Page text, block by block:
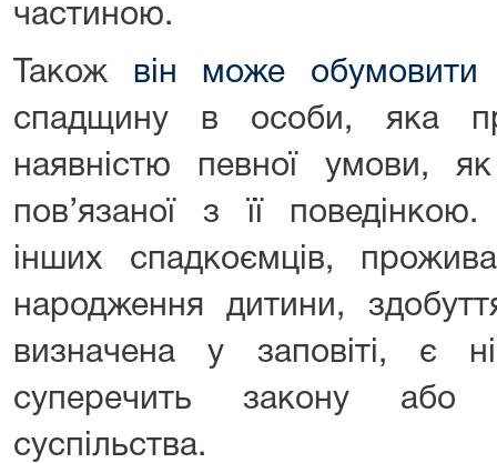
частиною.
Також він може обумовити
спадщину в особи, яка
наявністю певної умови,
пов’язаної з її
інших спадкоємців,
народження дитини,
визначена у заповіті, є
суперечить закону або
суспільства.